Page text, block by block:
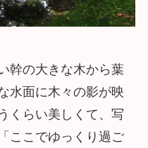
幹の大きな木から葉
水面に木々の影が映
くらい美しくて、写
ここでゆっくり過ご